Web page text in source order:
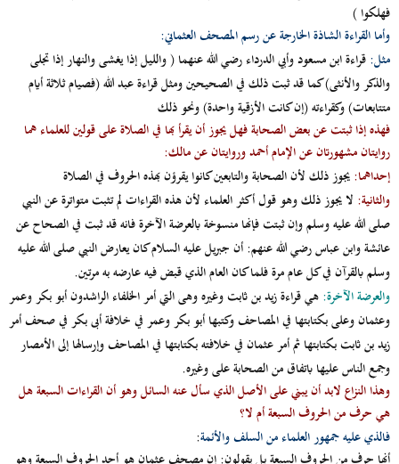
فهلكوا )
وأما القراءة الشاذة الخارجة عن رسم المصحف العثماني:
مثل:قراءة ابن مسعود وأبي الدرداء رضي الله عنهما ( والليل إذا يغشى والنهار إذا تجلى
والذكر والأنثى) كما قد ثبت ذلك في الصحيحين ومثل قراءة عبد الله (فصيام ثلاثة أيام
متتابعات) وكقراءته (إن كانت الأزقية واحدة) ونحو ذلك
فهذه إذا ثبتت عن بعض الصحابة فهل يجوز أن يقرأ بها في الصلاة على قولين للعلماء هما
روايتان مشهورتان عن الإمام أحمد وروايتان عن مالك:
إحداهما:يجوز ذلك لأن الصحابة والتابعين كانوا يقرؤن بهذه الحروف في الصلاة
والثانية: لا يجوز ذلك وهو قول أكثر العلماء لأن هذه القراءات لم تثبت متواترة عن النبي
صلى الله عليه وسلم وإن ثبتت فإنها منسوخة بالعرضة الآخرة فانه قد ثبت في الصحاح عن
عائشة وابن عباس رضي الله عنهم: أن جبريل عليه السلام كان يعارض النبي صلى الله عليه
وسلم بالقرآن في كل عام مرة فلما كان العام الذي قبض فيه عارضه به مرتين.
والعرضة الآخرة:هي قراءة زيد بن ثابت وغيره وهى التي أمر الخلفاء الراشدون أبو بكر وعمر
وعثمان وعلى بكتابتها في المصاحف وكتبها أبو بكر وعمر في خلافة أبى بكر في صحف أمر
زيد بن ثابت بكتابتها ثم أمر عثمان في خلافته بكتابتها في المصاحف وإرسالها إلى الأمصار
وجمع الناس عليها باتفاق من الصحابة على وغيره.
وهذا النزاع لابد أن يبني على الأصل الذي سأل عنه السائل وهو أن القراءات السبعة هل
هي حرف من الحروف السبعة أم لا؟
فالذي عليه جمهور العلماء من السلف والأئمة: